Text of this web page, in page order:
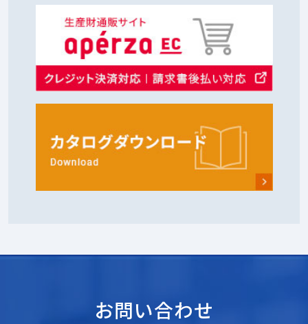
お問い合わせ